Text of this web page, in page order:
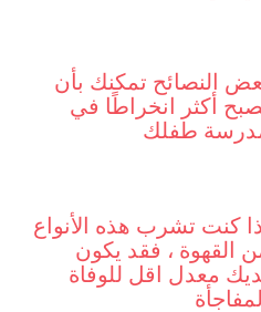
النصائح تمكنك بأن
أكثر انخراطًا في
طفلك
كنت تشرب هذه الأنواع
القهوة ، فقد يكون
معدل اقل للوفاة